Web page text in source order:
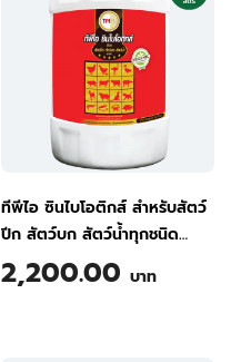
ทีพีไอ ซินไบโอติกส์ สำหรับสัตว์
ปีก สัตว์บก สัตว์น้ำทุกชนิด
ขนาด 20 ลิตร|TPI Synbiotics
for Poulrty Land and Aquatic
2,200.00 บาท